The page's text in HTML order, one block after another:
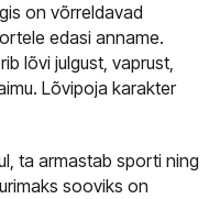
on võrreldavad
edasi anname.
lõvi julgust, vaprust,
Lõvipoja karakter
ta armastab sporti ning
sooviks on